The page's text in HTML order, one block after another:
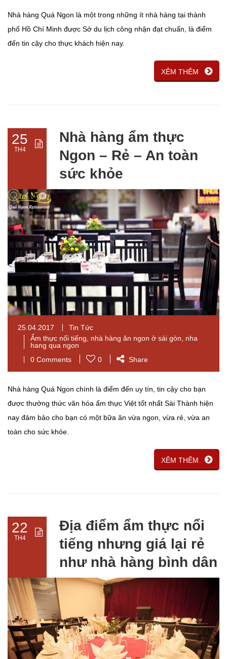
Nhà hàng Quá Ngon là một trong những ít nhà hàng tại thành
phố Hồ Chí Minh được Sở du lịch công nhận đạt chuẩn, là điểm
đến tin cậy cho thực khách hiện nay.
XÊM THÊM
25
TH4
Nhà hàng ẩm thực
Ngon – Rẻ – An toàn
sức khỏe
25.04.2017
Tin Tức
Ẩm thực nổi tiếng
nhà hàng ăn ngon ở sài gòn
nha
hang qua ngon
0 Comments
0 Share
Nhà hàng Quá Ngon chính là điểm đến uy tín, tin cậy cho bạn
được thưởng thức văn hóa ẩm thực Việt tốt nhất Sài Thành hiện
nay đảm bảo cho bạn có một bữa ăn vừa ngon, vừa rẻ, vừa an
toàn cho sức khỏe.
XÊM THÊM
22
TH4
Địa điểm ẩm thực nổi
tiếng nhưng giá lại rẻ
như nhà hàng bình dân